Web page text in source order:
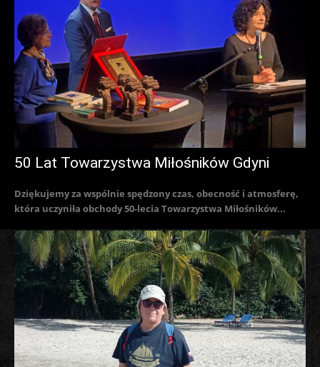
50 Lat Towarzystwa Miłośników Gdyni
Dziękujemy za wspólnie spędzony czas, obecność i atmosferę,
która uczyniła obchody 50-lecia Towarzystwa Miłośników...